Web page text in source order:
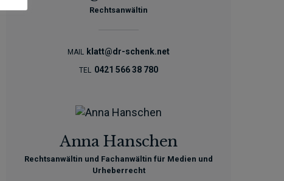
Rechtsanwältin
MAIL klatt@dr-schenk.net
TEL 0421 566 38 780
Anna Hanschen
Rechtsanwältin und Fachanwältin für Medien und
Urheberrecht